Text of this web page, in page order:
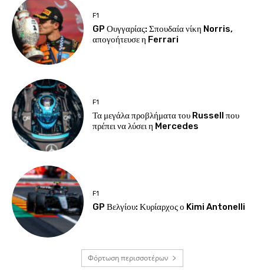
F1
GP Ουγγαρίας: Σπουδαία νίκη Norris,
απογοήτευσε η Ferrari
F1
Τα μεγάλα προβλήματα του Russell που
πρέπει να λύσει η Mercedes
F1
GP Βελγίου: Κυρίαρχος ο Kimi Antonelli
Φόρτωση περισσοτέρων